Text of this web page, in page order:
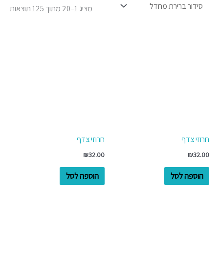
מציג 1–20 מתוך 125 תוצאות
חרוזי צדף
₪32.00
הוספה לסל
חרוזי צדף
₪32.00
הוספה לסל